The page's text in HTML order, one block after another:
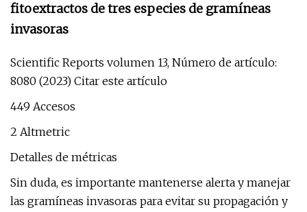
fitoextractos de tres especies de gramíneas
invasoras
Scientific Reports volumen 13, Número de artículo:
8080 (2023) Citar este artículo
449 Accesos
2 Altmetric
Detalles de métricas
Sin duda, es importante mantenerse alerta y manejar
las gramíneas invasoras para evitar su propagación y